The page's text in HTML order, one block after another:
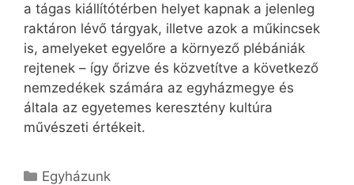
a tágas kiállítótérben helyet kapnak a jelenleg
raktáron lévő tárgyak, illetve azok a műkincsek
is, amelyeket egyelőre a környező plébániák
rejtenek – így őrizve és közvetítve a következő
nemzedékek számára az egyházmegye és
általa az egyetemes keresztény kultúra
művészeti értékeit.
Kategória
Egyházunk